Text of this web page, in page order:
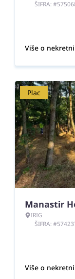
ŠIFRA:
Više o
Plac
Manastir
IRIG
ŠIFRA:
Više o